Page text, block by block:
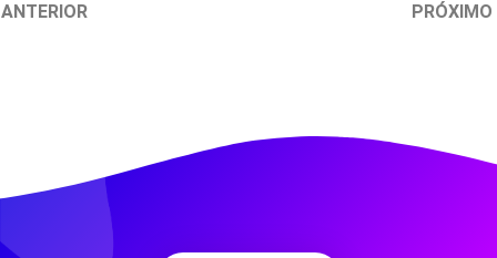
ANTERIOR PRÓXIMO